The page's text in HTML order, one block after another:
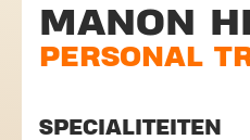
MANON
PERSONAL
SPECIALITEITEN